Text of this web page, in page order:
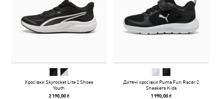
Кросівки Skyrocket Lite 2 Shoes
Youth
2 190,00 ₴
Дитячі кросівки Puma Fun Racer 2
Sneakers Kids
1 990,00 ₴